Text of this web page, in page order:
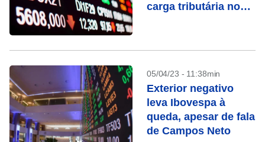
carga tributária no
05/04/23 - 11:38min
Exterior negativo
leva Ibovespa à
queda, apesar de fala
de Campos Neto